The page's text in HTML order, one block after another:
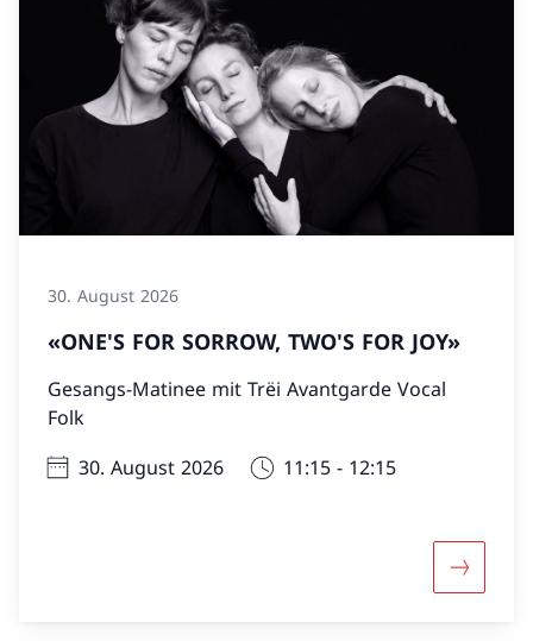
30. August 2026
«ONE'S FOR SORROW, TWO'S FOR JOY»
Gesangs-Matinee mit Trëi Avantgarde Vocal
Folk
30. August 2026
11:15 - 12:15
Mehr